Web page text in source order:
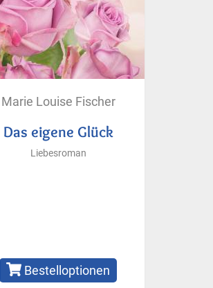
Marie Louise Fischer
Das eigene Glück
Liebesroman
Bestelloptionen